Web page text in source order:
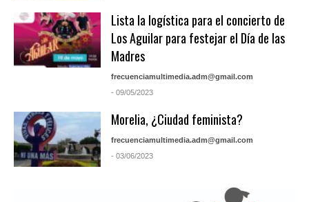
Lista la logística para el concierto de
Los Aguilar para festejar el Día de las
Madres
frecuenciamultimedia.adm@gmail.com
- 09/05/2023
Morelia, ¿Ciudad feminista?
frecuenciamultimedia.adm@gmail.com
- 03/06/2023